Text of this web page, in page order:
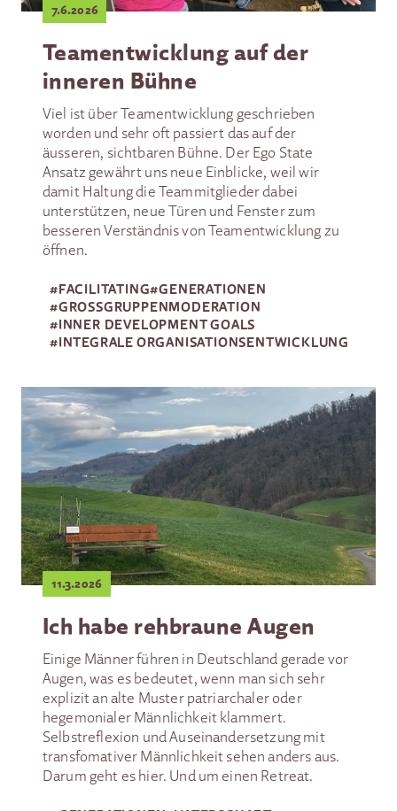
Teamentwicklung auf der
inneren Bühne
Viel ist über Teamentwicklung geschrieben
worden und sehr oft passiert das auf der
äusseren, sichtbaren Bühne. Der Ego State
Ansatz gewährt uns neue Einblicke, weil wir
damit Haltung die Teammitglieder dabei
unterstützen, neue Türen und Fenster zum
besseren Verständnis von Teamentwicklung zu
öffnen.
7.6.2026
#FACILITATING#GENERATIONEN
#GROSSGRUPPEN­MODERATION
#INNER DEVELOPMENT GOALS
#INTEGRALE ORGANISATIONSENTWICKLUNG
Ich habe rehbraune Augen
Einige Männer führen in Deutschland gerade vor
Augen, was es bedeutet, wenn man sich sehr
explizit an alte Muster patriarchaler oder
hegemonialer Männlichkeit klammert.
Selbstreflexion und Auseinandersetzung mit
transfomativer Männlichkeit sehen anders aus.
Darum geht es hier. Und um einen Retreat.
11.3.2026